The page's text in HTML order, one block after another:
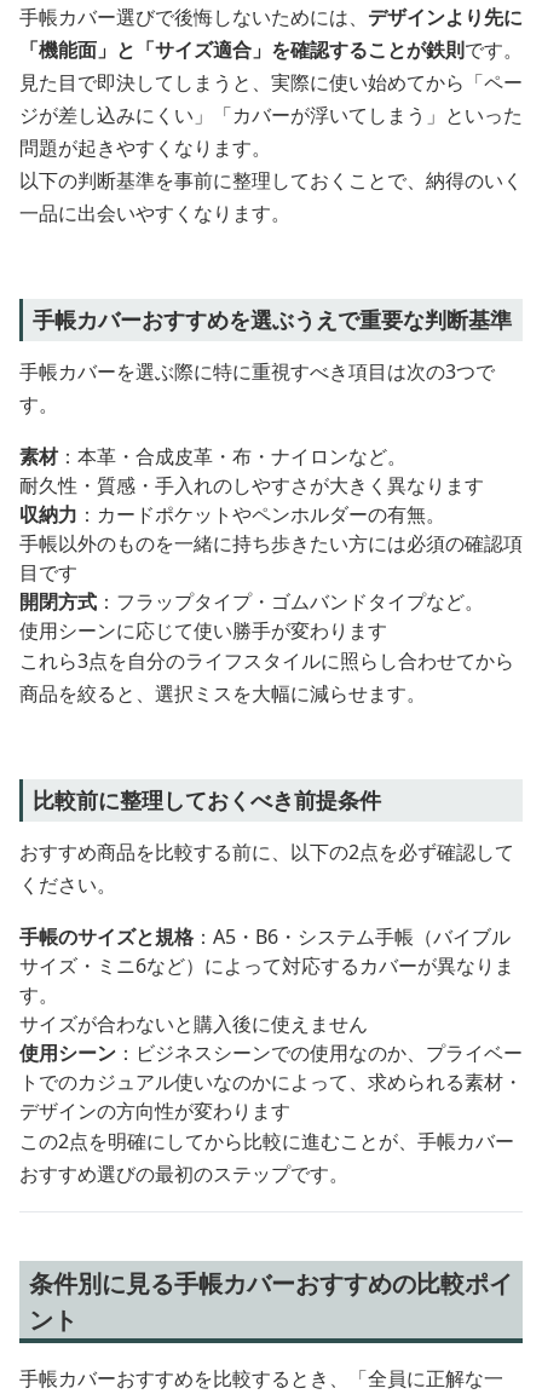
手帳カバー選びで後悔しないためには、 デザインより先に
「機能面」と「サイズ適合」を確認することが鉄則です。
見た目で即決してしまうと、実際に使い始めてから「ペー
ジが差し込みにくい」「カバーが浮いてしまう」といった
問題が起きやすくなります。
以下の判断基準を事前に整理しておくことで、納得のいく
一品に出会いやすくなります。
手帳カバーおすすめを選ぶうえで重要な判断基準
手帳カバーを選ぶ際に特に重視すべき項目は次の3つで
す。
素材：本革・合成皮革・布・ナイロンなど。
耐久性・質感・手入れのしやすさが大きく異なります
収納力 ：カードポケットやペンホルダーの有無。
手帳以外のものを一緒に持ち歩きたい方には必須の確認項
目です
開閉方式 ：フラップタイプ・ゴムバンドタイプなど。
使用シーンに応じて使い勝手が変わります
これら3点を自分のライフスタイルに照らし合わせてから
商品を絞ると、選択ミスを大幅に減らせます。
比較前に整理しておくべき前提条件
おすすめ商品を比較する前に、以下の2点を必ず確認して
ください。
手帳のサイズと規格 ：A5・B6・システム手帳（バイブル
サイズ・ミニ6など）によって対応するカバーが異なりま
す。
サイズが合わないと購入後に使えません
使用シーン ：ビジネスシーンでの使用なのか、プライベー
トでのカジュアル使いなのかによって、求められる素材・
デザインの方向性が変わります
この2点を明確にしてから比較に進むことが、手帳カバー
おすすめ選びの最初のステップです。
条件別に見る手帳カバーおすすめの比較ポイ
ント
手帳カバーおすすめを比較するとき、「全員に正解な一